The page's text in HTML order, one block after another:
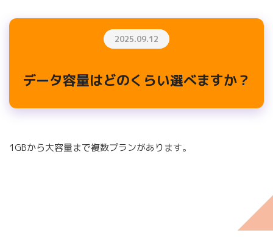
2025.09.12
データ容量はどのくらい選べますか？
1GBから大容量まで複数プランがあります。